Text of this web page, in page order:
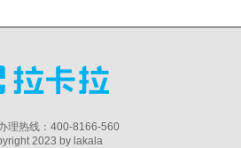
理热线：400-8166-560
2023 by lakala